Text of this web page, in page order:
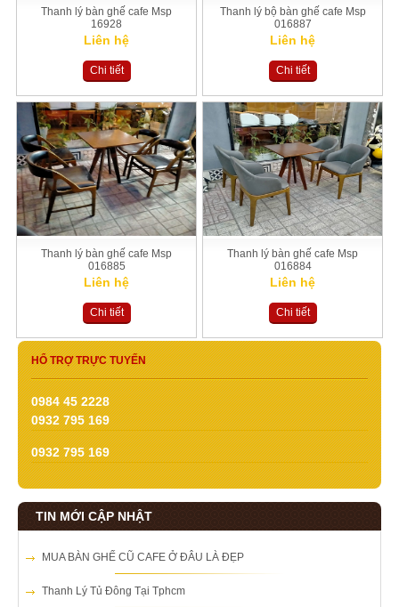
Thanh lý bàn ghế cafe Msp
16928
Liên hệ
Chi tiết
Thanh lý bộ bàn ghế cafe Msp
016887
Liên hệ
Chi tiết
Thanh lý bàn ghế cafe Msp
016885
Liên hệ
Chi tiết
Thanh lý bàn ghế cafe Msp
016884
Liên hệ
Chi tiết
HỔ TRỢ TRỰC TUYẾN
0984 45 2228
0932 795 169
0932 795 169
TIN MỚI CẬP NHẬT
MUA BÀN GHẾ CŨ CAFE Ở ĐÂU LÀ ĐẸP
Thanh Lý Tủ Đông Tại Tphcm